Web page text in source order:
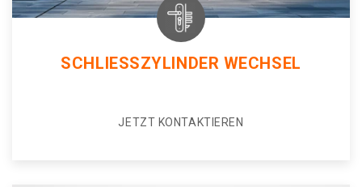
SCHLIESSZYLINDER WECHSEL
JETZT KONTAKTIEREN